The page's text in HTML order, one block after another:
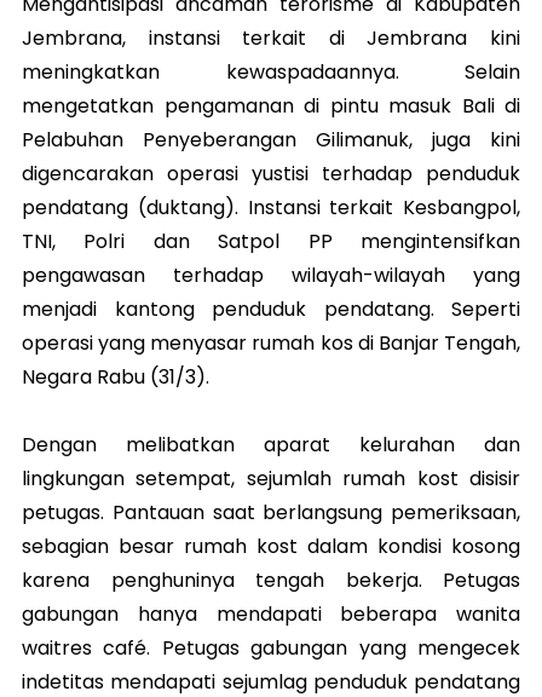
Jembrana, instansi terkait di Jembrana kini
meningkatkan kewaspadaannya. Selain
mengetatkan pengamanan di pintu masuk Bali di
Pelabuhan Penyeberangan Gilimanuk, juga kini
digencarakan operasi yustisi terhadap penduduk
pendatang (duktang). Instansi terkait Kesbangpol,
TNI, Polri dan Satpol PP mengintensifkan
pengawasan terhadap wilayah-wilayah yang
menjadi kantong penduduk pendatang. Seperti
operasi yang menyasar rumah kos di Banjar Tengah,
Negara Rabu (31/3).
Dengan melibatkan aparat kelurahan dan
lingkungan setempat, sejumlah rumah kost disisir
petugas. Pantauan saat berlangsung pemeriksaan,
sebagian besar rumah kost dalam kondisi kosong
karena penghuninya tengah bekerja. Petugas
gabungan hanya mendapati beberapa wanita
waitres café. Petugas gabungan yang mengecek
indetitas mendapati sejumlag penduduk pendatang